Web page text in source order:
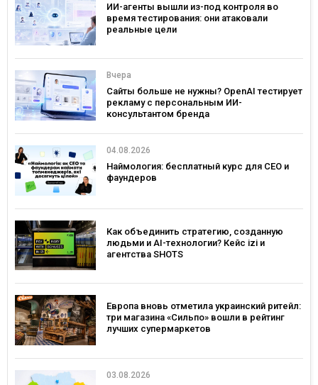
ИИ-агенты вышли из-под контроля во
время тестирования: они атаковали
реальные цели
Вчера
Сайты больше не нужны? OpenAI тестирует
рекламу с персональным ИИ-
консультантом бренда
04.08.2026
Наймология: бесплатный курс для CEO и
фаундеров
Как объединить стратегию, созданную
людьми и AI-технологии? Кейс izi и
агентства SHOTS
Европа вновь отметила украинский ритейл:
три магазина «Сильпо» вошли в рейтинг
лучших супермаркетов
03.08.2026